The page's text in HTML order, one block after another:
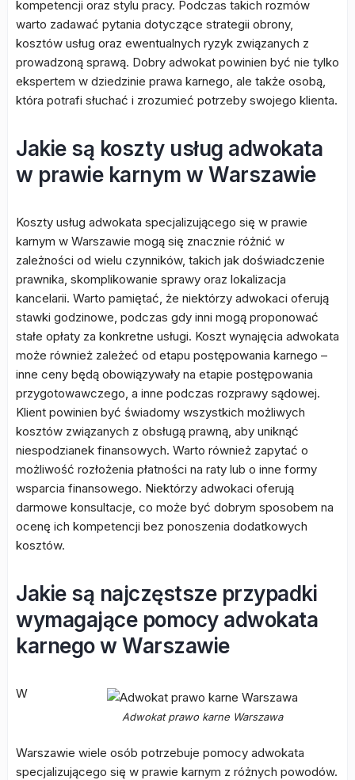
kompetencji oraz stylu pracy. Podczas takich rozmów
warto zadawać pytania dotyczące strategii obrony,
kosztów usług oraz ewentualnych ryzyk związanych z
prowadzoną sprawą. Dobry adwokat powinien być nie tylko
ekspertem w dziedzinie prawa karnego, ale także osobą,
która potrafi słuchać i zrozumieć potrzeby swojego klienta.
Jakie są koszty usług adwokata
w prawie karnym w Warszawie
Koszty usług adwokata specjalizującego się w prawie
karnym w Warszawie mogą się znacznie różnić w
zależności od wielu czynników, takich jak doświadczenie
prawnika, skomplikowanie sprawy oraz lokalizacja
kancelarii. Warto pamiętać, że niektórzy adwokaci oferują
stawki godzinowe, podczas gdy inni mogą proponować
stałe opłaty za konkretne usługi. Koszt wynajęcia adwokata
może również zależeć od etapu postępowania karnego –
inne ceny będą obowiązywały na etapie postępowania
przygotowawczego, a inne podczas rozprawy sądowej.
Klient powinien być świadomy wszystkich możliwych
kosztów związanych z obsługą prawną, aby uniknąć
niespodzianek finansowych. Warto również zapytać o
możliwość rozłożenia płatności na raty lub o inne formy
wsparcia finansowego. Niektórzy adwokaci oferują
darmowe konsultacje, co może być dobrym sposobem na
ocenę ich kompetencji bez ponoszenia dodatkowych
kosztów.
Jakie są najczęstsze przypadki
wymagające pomocy adwokata
karnego w Warszawie
Adwokat prawo karne Warszawa
W
Warszawie wiele osób potrzebuje pomocy adwokata
specjalizującego się w prawie karnym z różnych powodów.